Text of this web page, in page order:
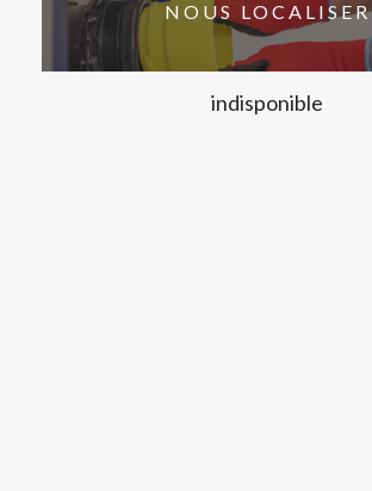
NOUS LOCALISER
indisponible